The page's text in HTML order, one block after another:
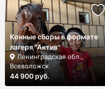
Конные сборы в формате
лагеря "Актив"
Ленинградская обл.,
Всеволожск
44 900 руб.